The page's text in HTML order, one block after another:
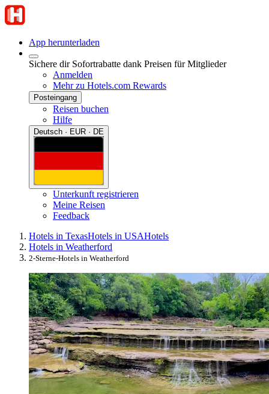
App herunterladen
Sichere dir Sofortrabatte dank Preisen für Mitglieder
Anmelden
Mehr zu Hotels.com Rewards
Posteingang
Reisen buchen
Hilfe
Deutsch · EUR · DE
Unterkunft registrieren
Meine Reisen
Feedback
Hotels in TexasHotels in USAHotels
Hotels in Weatherford
2-Sterne-Hotels in Weatherford